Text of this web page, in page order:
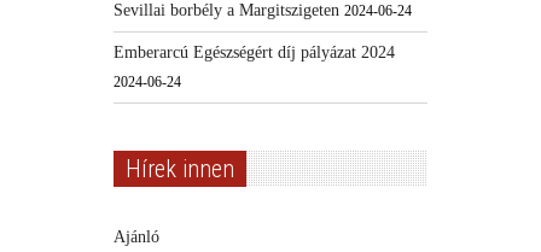
Sevillai borbély a Margitszigeten 2024-06-24
Emberarcú Egészségért díj pályázat 2024
2024-06-24
Hírek innen
Ajánló